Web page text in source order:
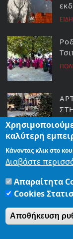
Ο
καλύτερη
Κάνοντας κλικ στο
Διαβάστε
Απαραίτητα
Cookies
Αποθήκευση